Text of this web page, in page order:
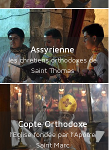
Assyrienne
les chrétiens orthodoxes de
Saint Thomas
Copte Orthodoxe
l’Eglise fondée par l’Apôtre
Saint Marc